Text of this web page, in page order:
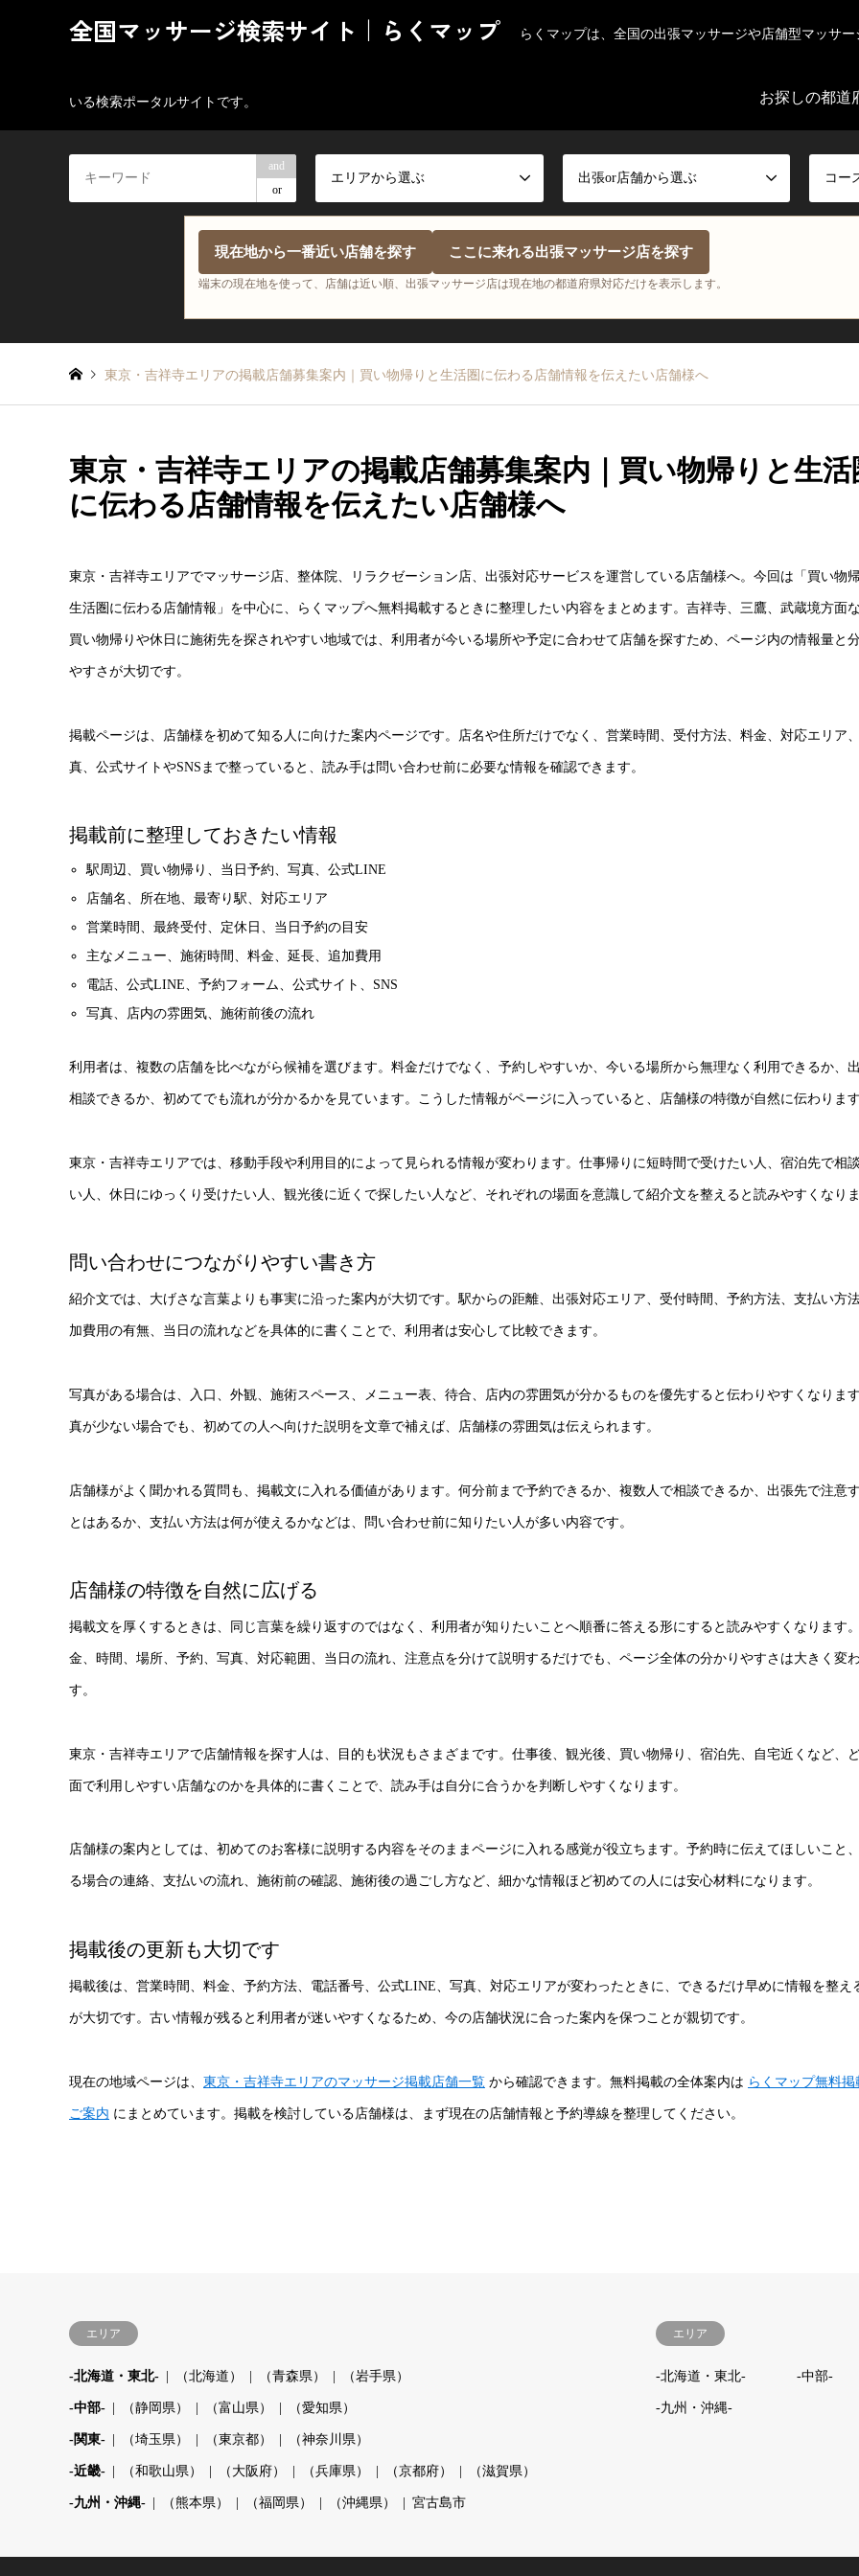
全国マッサージ検索サイト｜らくマップ らくマップは、全国の出張マッサージや店舗型マッサ
いる検索ポータルサイトです。 お探しの都道
and
or
エリアから選ぶ 出張or店舗から選ぶ コー
現在地から一番近い店舗を探す ここに来れる出張マッサージ店を探す
端末の現在地を使って、店舗は近い順、出張マッサージ店は現在地の都道府県対応だけを表示します。
東京・吉祥寺エリアの掲載店舗募集案内｜買い物帰りと生活圏に伝わる店舗情報を伝えたい店舗様へ
東京・吉祥寺エリアの掲載店舗募集案内｜買い物帰りと生活
に伝わる店舗情報を伝えたい店舗様へ
東京・吉祥寺エリアでマッサージ店、整体院、リラクゼーション店、出張対応サービスを運営している店舗様へ。今回は「買い物
生活圏に伝わる店舗情報」を中心に、らくマップへ無料掲載するときに整理したい内容をまとめます。吉祥寺、三鷹、武蔵境方面な
買い物帰りや休日に施術先を探されやすい地域では、利用者が今いる場所や予定に合わせて店舗を探すため、ページ内の情報量と
やすさが大切です。
掲載ページは、店舗様を初めて知る人に向けた案内ページです。店名や住所だけでなく、営業時間、受付方法、料金、対応エリア
真、公式サイトやSNSまで整っていると、読み手は問い合わせ前に必要な情報を確認できます。
掲載前に整理しておきたい情報
駅周辺、買い物帰り、当日予約、写真、公式LINE
店舗名、所在地、最寄り駅、対応エリア
営業時間、最終受付、定休日、当日予約の目安
主なメニュー、施術時間、料金、延長、追加費用
電話、公式LINE、予約フォーム、公式サイト、SNS
写真、店内の雰囲気、施術前後の流れ
利用者は、複数の店舗を比べながら候補を選びます。料金だけでなく、予約しやすいか、今いる場所から無理なく利用できるか、
相談できるか、初めてでも流れが分かるかを見ています。こうした情報がページに入っていると、店舗様の特徴が自然に伝わります
東京・吉祥寺エリアでは、移動手段や利用目的によって見られる情報が変わります。仕事帰りに短時間で受けたい人、宿泊先で相
い人、休日にゆっくり受けたい人、観光後に近くで探したい人など、それぞれの場面を意識して紹介文を整えると読みやすくなりま
問い合わせにつながりやすい書き方
紹介文では、大げさな言葉よりも事実に沿った案内が大切です。駅からの距離、出張対応エリア、受付時間、予約方法、支払い方
加費用の有無、当日の流れなどを具体的に書くことで、利用者は安心して比較できます。
写真がある場合は、入口、外観、施術スペース、メニュー表、待合、店内の雰囲気が分かるものを優先すると伝わりやすくなりま
真が少ない場合でも、初めての人へ向けた説明を文章で補えば、店舗様の雰囲気は伝えられます。
店舗様がよく聞かれる質問も、掲載文に入れる価値があります。何分前まで予約できるか、複数人で相談できるか、出張先で注意
とはあるか、支払い方法は何が使えるかなどは、問い合わせ前に知りたい人が多い内容です。
店舗様の特徴を自然に広げる
掲載文を厚くするときは、同じ言葉を繰り返すのではなく、利用者が知りたいことへ順番に答える形にすると読みやすくなります
金、時間、場所、予約、写真、対応範囲、当日の流れ、注意点を分けて説明するだけでも、ページ全体の分かりやすさは大きく変
す。
東京・吉祥寺エリアで店舗情報を探す人は、目的も状況もさまざまです。仕事後、観光後、買い物帰り、宿泊先、自宅近くなど、
面で利用しやすい店舗なのかを具体的に書くことで、読み手は自分に合うかを判断しやすくなります。
店舗様の案内としては、初めてのお客様に説明する内容をそのままページに入れる感覚が役立ちます。予約時に伝えてほしいこと
る場合の連絡、支払いの流れ、施術前の確認、施術後の過ごし方など、細かな情報ほど初めての人には安心材料になります。
掲載後の更新も大切です
掲載後は、営業時間、料金、予約方法、電話番号、公式LINE、写真、対応エリアが変わったときに、できるだけ早めに情報を整え
が大切です。古い情報が残ると利用者が迷いやすくなるため、今の店舗状況に合った案内を保つことが親切です。
現在の地域ページは、 東京・吉祥寺エリアのマッサージ掲載店舗一覧 から確認できます。無料掲載の全体案内は らくマップ無料掲
ご案内 にまとめています。掲載を検討している店舗様は、まず現在の店舗情報と予約導線を整理してください。
エリア
-北海道・東北- （北海道） （青森県） （岩手県）
-中部- （静岡県） （富山県） （愛知県）
-関東- （埼玉県） （東京都） （神奈川県）
-近畿- （和歌山県） （大阪府） （兵庫県） （京都府） （滋賀県）
-九州・沖縄- （熊本県） （福岡県） （沖縄県） 宮古島市
エリア
-北海道・東北- -中部-
-九州・沖縄-